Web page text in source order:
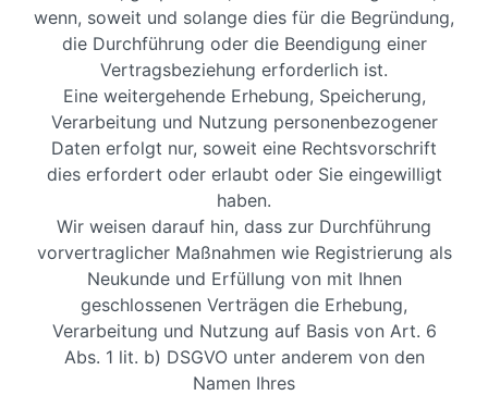
wenn, soweit und solange dies für die Begründung,
die Durchführung oder die Beendigung einer
Vertragsbeziehung erforderlich ist.
Eine weitergehende Erhebung, Speicherung,
Verarbeitung und Nutzung personenbezogener
Daten erfolgt nur, soweit eine Rechtsvorschrift
dies erfordert oder erlaubt oder Sie eingewilligt
haben.
Wir weisen darauf hin, dass zur Durchführung
vorvertraglicher Maßnahmen wie Registrierung als
Neukunde und Erfüllung von mit Ihnen
geschlossenen Verträgen die Erhebung,
Verarbeitung und Nutzung auf Basis von Art. 6
Abs. 1 lit. b) DSGVO unter anderem von den
Namen Ihres